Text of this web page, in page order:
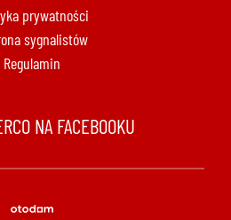
prywatności
sygnalistów
Regulamin
NA FACEBOOKU